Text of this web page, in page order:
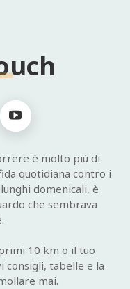
è molto più di
quotidiana contro i
domenicali, è
che sembrava
10 km o il tuo
consigli, tabelle e la
mai.